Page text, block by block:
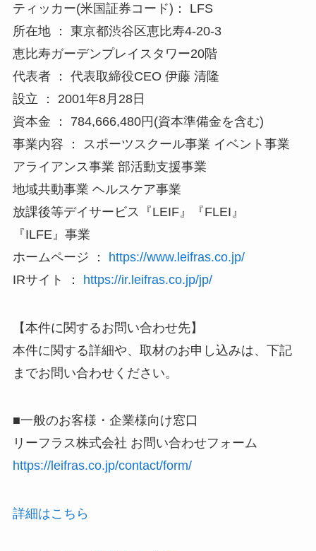
ティッカー(米国証券コード)： LFS
所在地 ： 東京都渋谷区恵比寿4-20-3
恵比寿ガーデンプレイスタワー20階
代表者 ： 代表取締役CEO 伊藤 清隆
設立 ： 2001年8月28日
資本金 ： 784,666,480円(資本準備金を含む)
事業内容 ： スポーツスクール事業 イベント事業
アライアンス事業 部活動支援事業
地域共動事業 ヘルスケア事業
放課後等デイサービス『LEIF』『FLEI』
『ILFE』事業
ホームページ ： https://www.leifras.co.jp/
IRサイト ： https://ir.leifras.co.jp/jp/
【本件に関するお問い合わせ先】
本件に関する詳細や、取材のお申し込みは、下記
までお問い合わせください。
■一般のお客様・企業様向け窓口
リーフラス株式会社 お問い合わせフォーム
https://leifras.co.jp/contact/form/
詳細はこちら